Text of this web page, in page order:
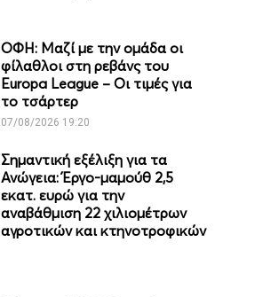
ΟΦΗ: Μαζί με την ομάδα οι
φίλαθλοι στη ρεβάνς του
Europa League – Οι τιμές για
το τσάρτερ
07/08/2026 19:20
Σημαντική εξέλιξη για τα
Ανώγεια: Έργο-μαμούθ 2,5
εκατ. ευρώ για την
αναβάθμιση 22 χιλιομέτρων
αγροτικών και κτηνοτροφικών